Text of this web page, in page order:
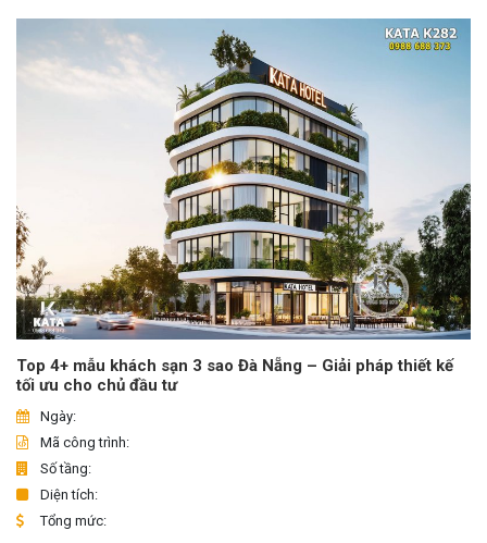
Top 4+ mẫu khách sạn 3 sao Đà Nẵng – Giải pháp thiết kế
tối ưu cho chủ đầu tư
Ngày:
Mã công trình:
Số tầng:
Diện tích:
Tổng mức: